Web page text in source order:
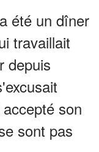
été un dîner
travaillait
depuis
son
sont pas